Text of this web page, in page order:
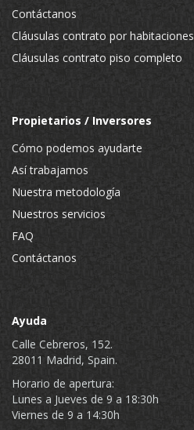
Contáctanos
Cláusulas contrato por habitaciones
Cláusulas contrato piso completo
Propietarios / Inversores
Cómo podemos ayudarte
Así trabajamos
Nuestra metodología
Nuestros servicios
FAQ
Contáctanos
Ayuda
Calle Cebreros, 152.
28011 Madrid, Spain.
Horario de apertura:
Lunes a Jueves de 9 a 18:30h
Viernes de 9 a 14:30h